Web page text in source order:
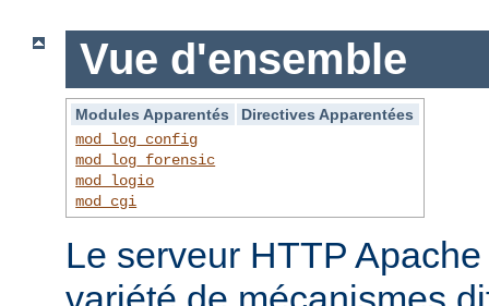
Vue d'ensemble
Modules Apparentés
Directives Apparentées
mod_log_config
mod_log_forensic
mod_logio
mod_cgi
Le serveur HTTP